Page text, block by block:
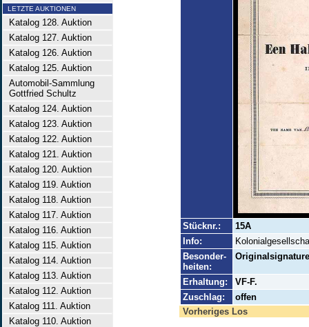
LETZTE AUKTIONEN
Katalog 128. Auktion
Katalog 127. Auktion
Katalog 126. Auktion
Katalog 125. Auktion
Automobil-Sammlung
Gottfried Schultz
Katalog 124. Auktion
Katalog 123. Auktion
Katalog 122. Auktion
Katalog 121. Auktion
Katalog 120. Auktion
Katalog 119. Auktion
Katalog 118. Auktion
Katalog 117. Auktion
Katalog 116. Auktion
Katalog 115. Auktion
Katalog 114. Auktion
Katalog 113. Auktion
Katalog 112. Auktion
Katalog 111. Auktion
Katalog 110. Auktion
Stücknr.:
15A
Info:
Besonder-
heiten:
Erhaltung:
VF-F.
Zuschlag:
offen
Vorheriges Los